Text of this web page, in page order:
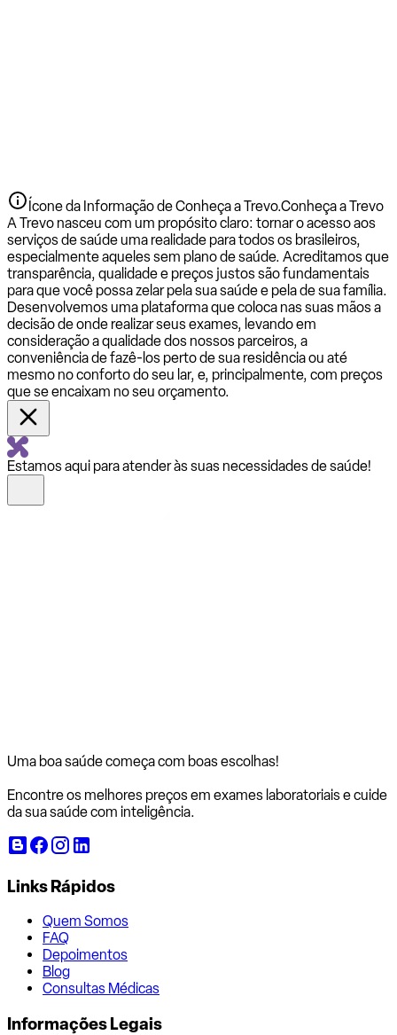
Ícone da Informação de Conheça a Trevo.Conheça a Trevo
A Trevo nasceu com um propósito claro: tornar o acesso aos
serviços de saúde uma realidade para todos os brasileiros,
especialmente aqueles sem plano de saúde. Acreditamos que
transparência, qualidade e preços justos são fundamentais
para que você possa zelar pela sua saúde e pela de sua família.
Desenvolvemos uma plataforma que coloca nas suas mãos a
decisão de onde realizar seus exames, levando em
consideração a qualidade dos nossos parceiros, a
conveniência de fazê-los perto de sua residência ou até
mesmo no conforto do seu lar, e, principalmente, com preços
que se encaixam no seu orçamento.
Estamos aqui para atender às suas necessidades de saúde!
Uma boa saúde começa com boas escolhas!
Encontre os melhores preços em exames laboratoriais e cuide
da sua saúde com inteligência.
Links Rápidos
Quem Somos
FAQ
Depoimentos
Blog
Consultas Médicas
Informações Legais